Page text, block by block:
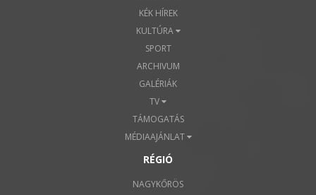
KÉK HÍREK
KULTÚRA
SPORT
ARCHIVUM
GALÉRIÁK
TV
TÁMOGATÁS
MÉDIAAJÁNLAT
RÉGIÓ
NAGYKŐRÖS